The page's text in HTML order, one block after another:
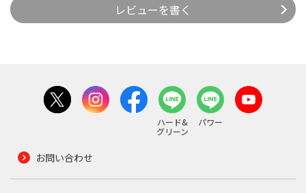
レビューを書く
ハード&
グリーン
パワー
お問い合わせ